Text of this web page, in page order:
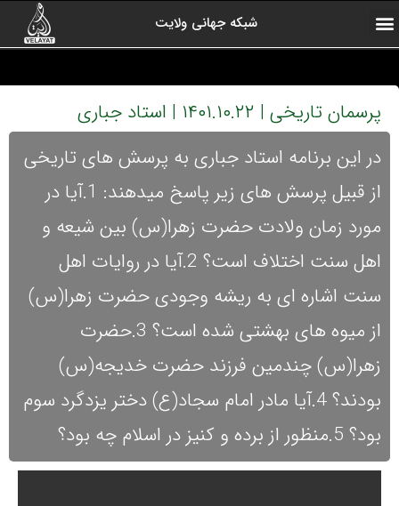
شبکه جهانی ولایت
پرسمان تاریخی | ۱۴۰۱.۱۰.۲۲ | استاد جباری
در این برنامه استاد جباری به پرسش های تاریخی
از قبیل پرسش های زیر پاسخ میدهند: 1.آیا در
مورد زمان ولادت حضرت زهرا(س) بین شیعه و
اهل سنت اختلاف است؟ 2.آیا در روایات اهل
سنت اشاره ای به ریشه وجودی حضرت زهرا(س)
از میوه های بهشتی شده است؟ 3.حضرت
زهرا(س) چندمین فرزند حضرت خدیجه(س)
بودند؟ 4.آیا مادر امام سجاد(ع) دختر یزدگرد سوم
بود؟ 5.منظور از برده و کنیز در اسلام چه بود؟